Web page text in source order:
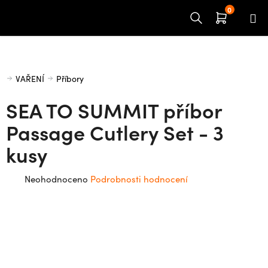
Domů
VAŘENÍ Příbory
SEA TO SUMMIT příbor
Passage Cutlery Set - 3
kusy
Průměrné
Neohodnoceno Podrobnosti hodnocení